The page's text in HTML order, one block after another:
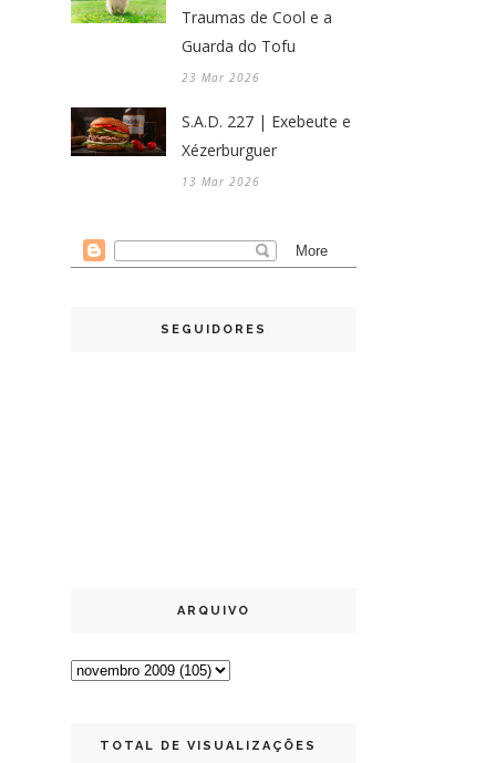
Traumas de Cool e a
Guarda do Tofu
23 Mar 2026
S.A.D. 227 | Exebeute e
Xézerburguer
13 Mar 2026
SEGUIDORES
ARQUIVO
TOTAL DE VISUALIZAÇÕES